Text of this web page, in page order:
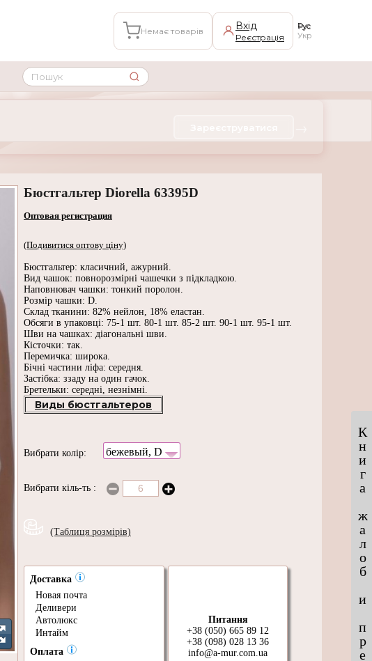
К
н
и
г
а
ж
а
л
о
б
и
п
р
е
Немає товарів Вхід
Реєстрація
Рус
Укр
Бюстгальтер Diorella 63395D
Оптовая регистрация
(Подивитися оптову ціну)
Бюстгальтер: класичний, ажурний.
Вид чашок: повнорозмірні чашечки з підкладкою.
Наповнювач чашки: тонкий поролон.
Розмір чашки: D.
Склад тканини: 82% нейлон, 18% еластан.
Обсяги в упаковці: 75-1 шт. 80-1 шт. 85-2 шт. 90-1 шт. 95-1 шт.
Шви на чашках: діагональні шви.
Кісточки: так.
Перемичка: широка.
Бічні частини ліфа: середня.
Застібка: ззаду на один гачок.
Бретельки: середні, незнімні.
Виды бюстгальтеров
Вибрати колір: бежевый, D
Вибрати кіль-ть :
(Таблиця розмірів)
Доставка
Новая почта
Деливери
Автолюкс
Интайм
Оплата
Питання
+38 (050) 665 89 12
+38 (098) 028 13 36
info@a-mur.com.ua